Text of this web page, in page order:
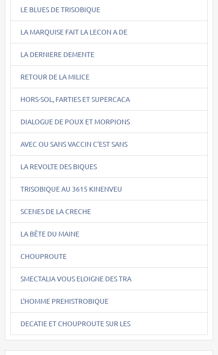
LE BLUES DE TRISOBIQUE
LA MARQUISE FAIT LA LECON A DE
LA DERNIERE DEMENTE
RETOUR DE LA MILICE
HORS-SOL, FARTIES ET SUPERCACA
DIALOGUE DE POUX ET MORPIONS
AVEC OU SANS VACCIN C'EST SANS
LA REVOLTE DES BIQUES
TRISOBIQUE AU 3615 KINENVEU
SCENES DE LA CRECHE
LA BÊTE DU MAINE
CHOUPROUTE
SMECTALIA VOUS ELOIGNE DES TRA
L'HOMME PREHISTROBIQUE
DECATIE ET CHOUPROUTE SUR LES